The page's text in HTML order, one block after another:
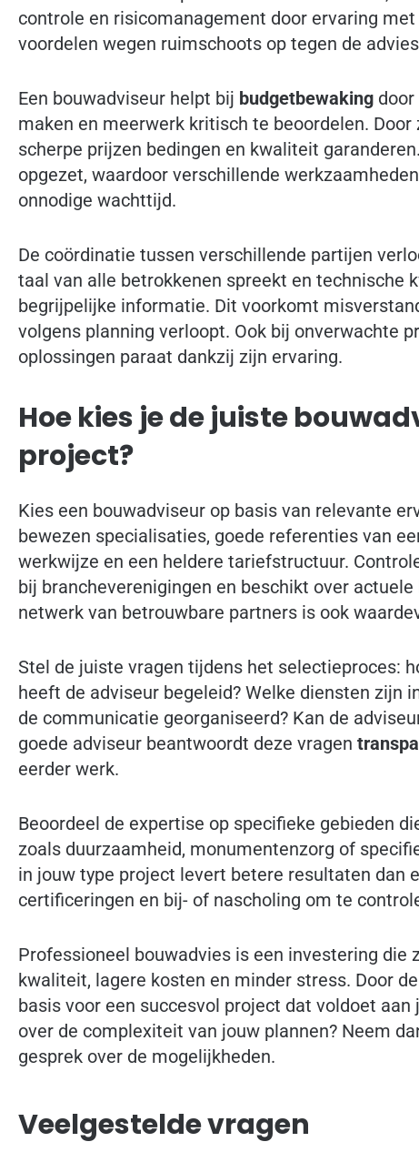
controle en risicomanagement door ervaring
voordelen wegen ruimschoots op tegen de
Een bouwadviseur helpt bij budgetbewaking
maken en meerwerk kritisch te beoordelen.
scherpe prijzen bedingen en kwaliteit
opgezet, waardoor verschillende
onnodige wachttijd.
De coördinatie tussen verschillende partijen
taal van alle betrokkenen spreekt en technische
begrijpelijke informatie. Dit voorkomt
volgens planning verloopt. Ook bij onverwachte
oplossingen paraat dankzij zijn ervaring.
Hoe kies je de juiste
project?
Kies een bouwadviseur op basis van relevante
bewezen specialisaties, goede referenties van
werkwijze en een heldere tariefstructuur.
bij brancheverenigingen en beschikt over
netwerk van betrouwbare partners is ook
Stel de juiste vragen tijdens het selectieproces:
heeft de adviseur begeleid? Welke diensten zijn
de communicatie georganiseerd? Kan de
goede adviseur beantwoordt deze vragen
eerder werk.
Beoordeel de expertise op specifieke gebieden
zoals duurzaamheid, monumentenzorg of
in jouw type project levert betere resultaten dan
certificeringen en bij- of nascholing om te
Professioneel bouwadvies is een investering die
kwaliteit, lagere kosten en minder stress. Door
basis voor een succesvol project dat voldoet
over de complexiteit van jouw plannen? Neem
gesprek over de mogelijkheden.
Veelgestelde vragen